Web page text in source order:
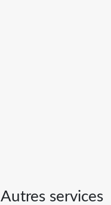
Autres services